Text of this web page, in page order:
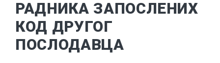
РАДНИКА ЗАПОСЛЕНИХ
КОД ДРУГОГ
ПОСЛОДАВЦА